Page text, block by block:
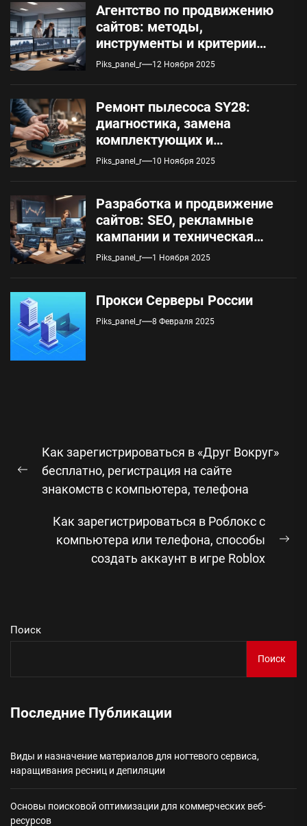
Агентство по продвижению
сайтов: методы,
инструменты и критерии
оценки
Piks_panel_r 12 Ноября 2025
Ремонт пылесоса SY28:
диагностика, замена
комплектующих и
обслуживание
Piks_panel_r 10 Ноября 2025
Разработка и продвижение
сайтов: SEO, рекламные
кампании и техническая
поддержка
Piks_panel_r 1 Ноября 2025
Прокси Серверы России
Piks_panel_r 8 Февраля 2025
по
записям
Предыдущая
запись:
Как зарегистрироваться в «Друг Вокруг»
бесплатно, регистрация на сайте
знакомств с компьютера, телефона
Как зарегистрироваться в Роблокс с
компьютера или телефона, способы
создать аккаунт в игре Roblox
Поиск
Поиск
Последние Публикации
Виды и назначение материалов для ногтевого сервиса,
наращивания ресниц и депиляции
Основы поисковой оптимизации для коммерческих веб-
ресурсов